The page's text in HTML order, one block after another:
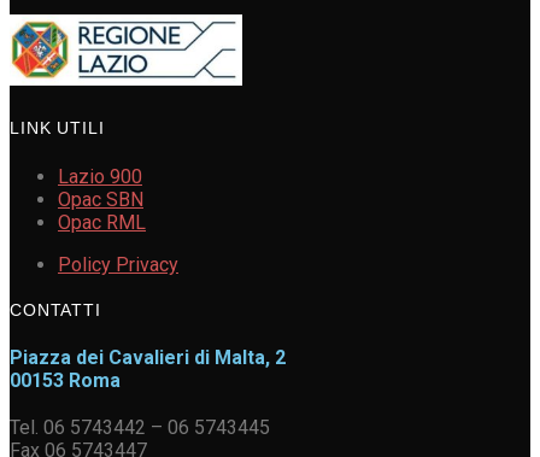
LINK UTILI
Lazio 900
Opac SBN
Opac RML
Policy Privacy
CONTATTI
Piazza dei Cavalieri di Malta, 2
00153 Roma
Tel. 06 5743442 – 06 5743445
Fax 06 5743447